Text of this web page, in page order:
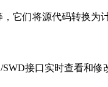
它们将源代码转换
接口实时查看和